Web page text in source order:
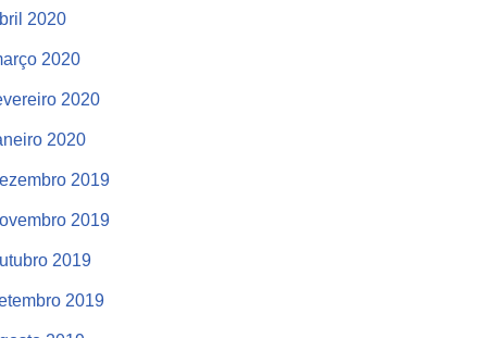
2020
2020
2020
2020
2019
2019
2019
2019